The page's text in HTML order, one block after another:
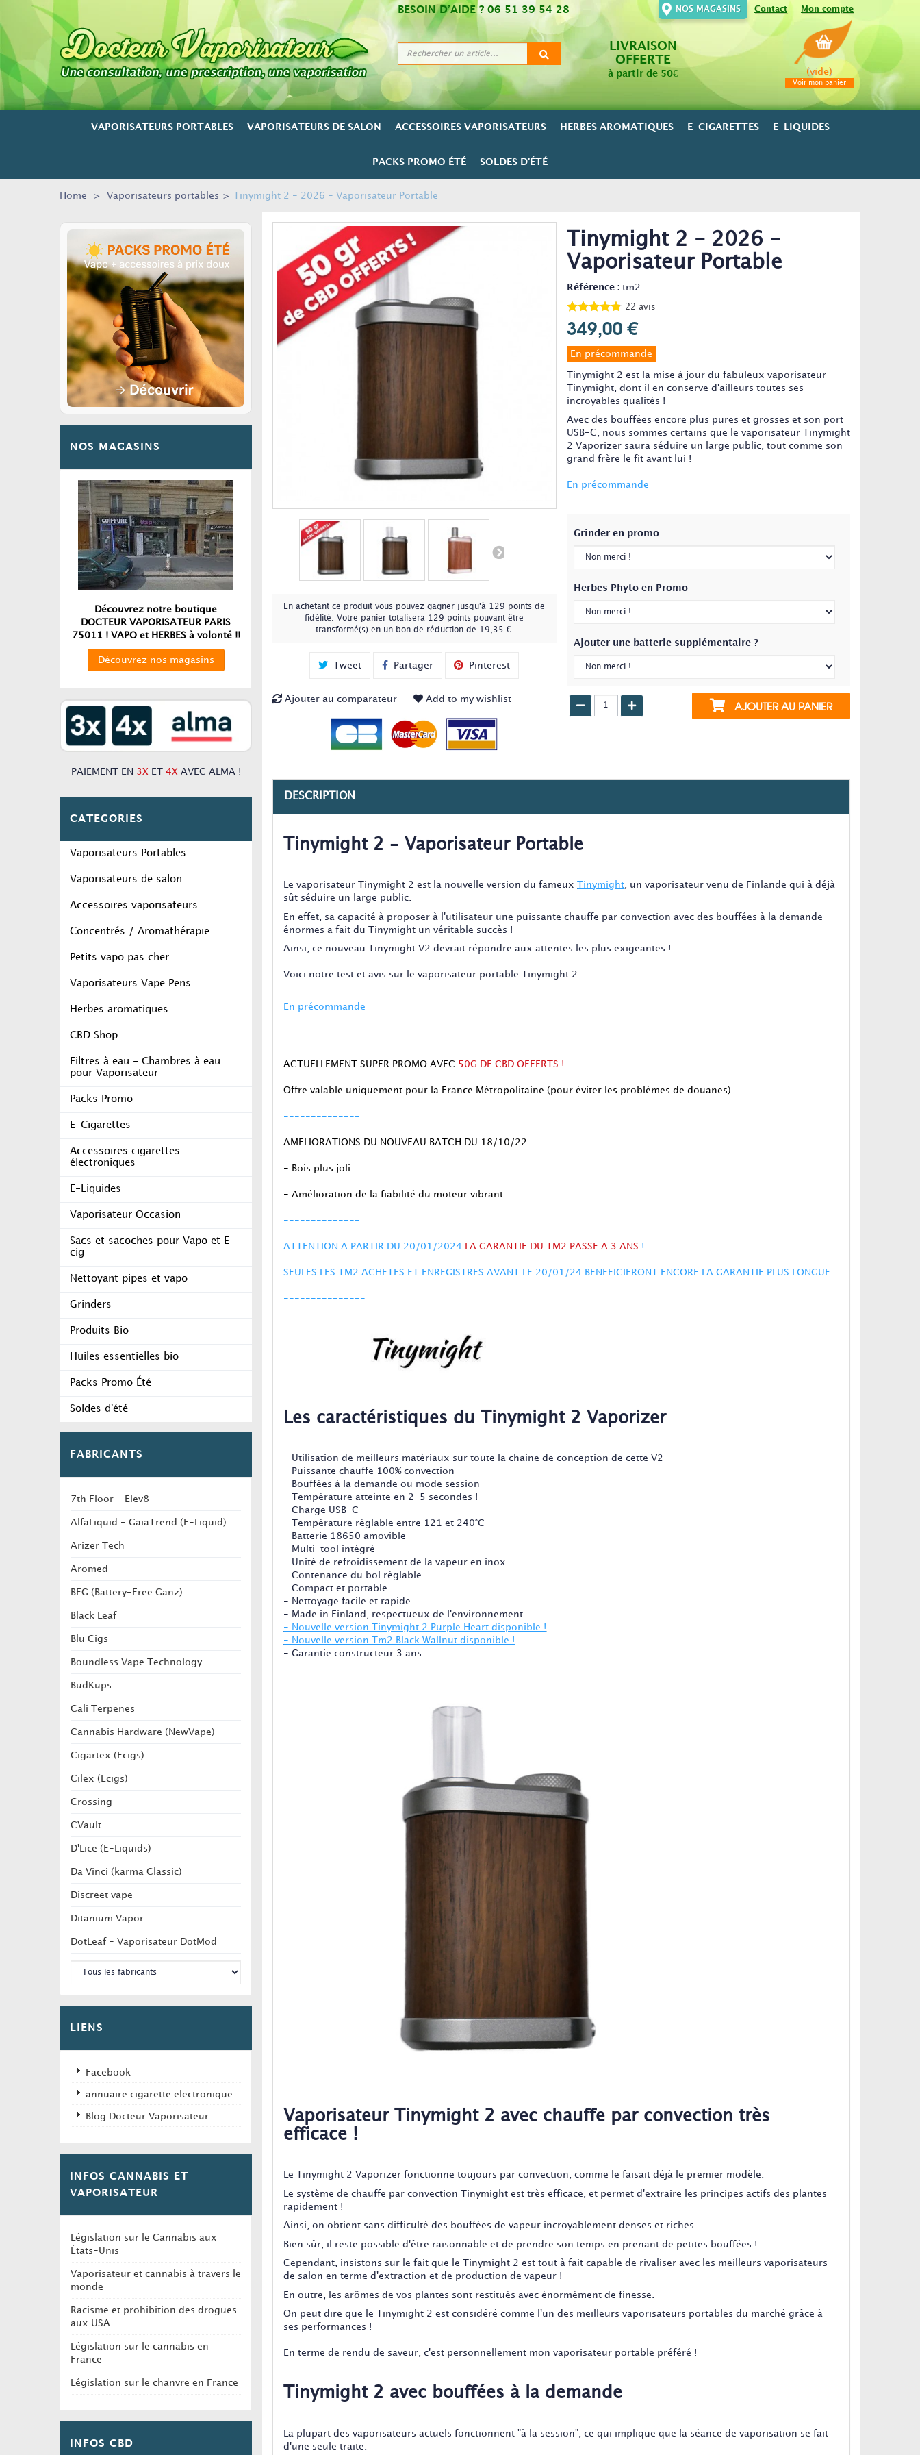
Mon compte
Contact
NOS MAGASINS
BESOIN D’AIDE ?06 51 39 54 28
LIVRAISON
OFFERTE
à partir de 50€ (vide)
Voir mon panier
VAPORISATEURS PORTABLES VAPORISATEURS DE SALON ACCESSOIRES VAPORISATEURS HERBES AROMATIQUES E-CIGARETTES E-LIQUIDES
PACKS PROMO ÉTÉ SOLDES D'ÉTÉ
Home > Vaporisateurs portables > Tinymight 2 - 2026 - Vaporisateur Portable
NOS MAGASINS
Découvrez notre boutique
DOCTEUR VAPORISATEUR PARIS
75011 ! VAPO et HERBES à volonté !!
Découvrez nos magasins
PAIEMENT EN 3X ET 4X AVEC ALMA !
CATEGORIES
Vaporisateurs Portables
Vaporisateurs de salon
Accessoires vaporisateurs
Concentrés / Aromathérapie
Petits vapo pas cher
Vaporisateurs Vape Pens
Herbes aromatiques
CBD Shop
Filtres à eau - Chambres à eau
pour Vaporisateur
Packs Promo
E-Cigarettes
Accessoires cigarettes
électroniques
E-Liquides
Vaporisateur Occasion
Sacs et sacoches pour Vapo et E-
cig
Nettoyant pipes et vapo
Grinders
Produits Bio
Huiles essentielles bio
Packs Promo Été
Soldes d'été
FABRICANTS
7th Floor - Elev8
AlfaLiquid - GaiaTrend (E-Liquid)
Arizer Tech
Aromed
BFG (Battery-Free Ganz)
Black Leaf
Blu Cigs
Boundless Vape Technology
BudKups
Cali Terpenes
Cannabis Hardware (NewVape)
Cigartex (Ecigs)
Cilex (Ecigs)
Crossing
CVault
D'Lice (E-Liquids)
Da Vinci (karma Classic)
Discreet vape
Ditanium Vapor
DotLeaf - Vaporisateur DotMod
LIENS
Facebook
annuaire cigarette electronique
Blog Docteur Vaporisateur
INFOS CANNABIS ET
VAPORISATEUR
Législation sur le Cannabis aux
États-Unis
Vaporisateur et cannabis à travers le
monde
Racisme et prohibition des drogues
aux USA
Législation sur le cannabis en
France
Législation sur le chanvre en France
INFOS CBD
En achetant ce produit vous pouvez gagner jusqu'à 129 points de
fidélité
. Votre panier totalisera 129 points pouvant être
transformé(s) en un bon de réduction de 19,35 €.
Tweet Partager Pinterest
Ajouter au comparateur Add to my wishlist
Tinymight 2 - 2026 -
Vaporisateur Portable
Référence : tm2
22 avis
349,00 €
En précommande
Tinymight 2 est la mise à jour du fabuleux vaporisateur
Tinymight, dont il en conserve d'ailleurs toutes ses
incroyables qualités !
Avec des bouffées encore plus pures et grosses et son port
USB-C, nous sommes certains que le vaporisateur Tinymight
2 Vaporizer saura séduire un large public, tout comme son
grand frère le fit avant lui !
En précommande
Grinder en promo
Herbes Phyto en Promo
Ajouter une batterie supplémentaire ?
AJOUTER AU PANIER
DESCRIPTION
Tinymight 2 - Vaporisateur Portable
Le vaporisateur Tinymight 2 est la nouvelle version du fameux Tinymight , un vaporisateur venu de Finlande qui à déjà
sût séduire un large public.
En effet, sa capacité à proposer à l'utilisateur une puissante chauffe par convection avec des bouffées à la demande
énormes a fait du Tinymight un véritable succès !
Ainsi, ce nouveau Tinymight V2 devrait répondre aux attentes les plus exigeantes !
Voici notre test et avis sur le vaporisateur portable Tinymight 2
En précommande
--------------
ACTUELLEMENT SUPER PROMO AVEC 50G DE CBD OFFERTS !
Offre valable uniquement pour la France Métropolitaine (pour éviter les problèmes de douanes)
--------------
AMELIORATIONS DU NOUVEAU BATCH DU 18/10/22
- Bois plus joli
- Amélioration de la fiabilité du moteur vibrant
--------------
ATTENTION A PARTIR DU 20/01/2024 LA GARANTIE DU TM2 PASSE A 3 ANS !
SEULES LES TM2 ACHETES ET ENREGISTRES AVANT LE 20/01/24 BENEFICIERONT ENCORE LA GARANTIE PLUS LONGUE
---------------
Les caractéristiques du Tinymight 2 Vaporizer
- Utilisation de meilleurs matériaux sur toute la chaine de conception de cette V2
- Puissante chauffe 100% convection
- Bouffées à la demande ou mode session
- Température atteinte en 2-5 secondes !
- Charge USB-C
- Température réglable entre 121 et 240°C
- Batterie 18650 amovible
- Multi-tool intégré
- Unité de refroidissement de la vapeur en inox
- Contenance du bol réglable
- Compact et portable
- Nettoyage facile et rapide
- Made in Finland, respectueux de l'environnement
- Nouvelle version Tinymight 2 Purple Heart disponible !
- Nouvelle version
Tm2 Black Wallnut disponible !
- Garantie constructeur 3 ans
Vaporisateur Tinymight 2 avec chauffe par convection très
efficace !
Le Tinymight 2 Vaporizer fonctionne toujours par convection, comme le faisait déjà le premier modèle.
Le système de chauffe par convection Tinymight est très efficace, et permet d'extraire les principes actifs des plantes
rapidement !
Ainsi, on obtient sans difficulté des bouffées de vapeur incroyablement denses et riches.
Bien sûr, il reste possible d'être raisonnable et de prendre son temps en prenant de petites bouffées !
Cependant, insistons sur le fait que le Tinymight 2 est tout à fait capable de rivaliser avec les meilleurs vaporisateurs
de salon en terme d'extraction et de production de vapeur !
En outre, les arômes de vos plantes sont restitués avec énormément de finesse.
On peut dire que le Tinymight 2 est considéré comme l'un des meilleurs vaporisateurs portables du marché grâce à
ses performances !
En terme de rendu de saveur, c'est personnellement mon vaporisateur portable préféré !
Tinymight 2 avec bouffées à la demande
La plupart des vaporisateurs actuels fonctionnent "à la session", ce qui implique que la séance de vaporisation se fait
d'une seule traite.